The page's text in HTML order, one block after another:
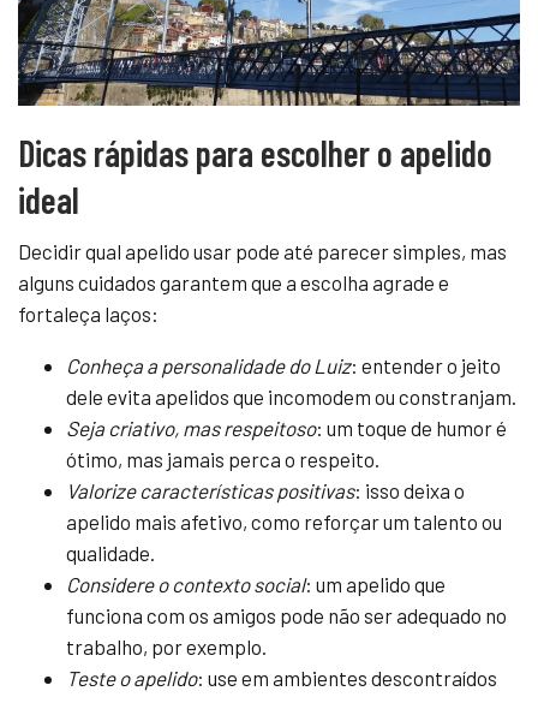
Dicas rápidas para escolher o apelido
ideal
Decidir qual apelido usar pode até parecer simples, mas
alguns cuidados garantem que a escolha agrade e
fortaleça laços:
Conheça a personalidade do Luiz: entender o jeito
dele evita apelidos que incomodem ou constranjam.
Seja criativo, mas respeitoso: um toque de humor é
ótimo, mas jamais perca o respeito.
Valorize características positivas: isso deixa o
apelido mais afetivo, como reforçar um talento ou
qualidade.
Considere o contexto social: um apelido que
funciona com os amigos pode não ser adequado no
trabalho, por exemplo.
Teste o apelido: use em ambientes descontraídos